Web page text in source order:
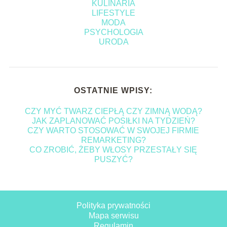
KULINARIA
LIFESTYLE
MODA
PSYCHOLOGIA
URODA
OSTATNIE WPISY:
CZY MYĆ TWARZ CIEPŁĄ CZY ZIMNĄ WODĄ?
JAK ZAPLANOWAĆ POSIŁKI NA TYDZIEŃ?
CZY WARTO STOSOWAĆ W SWOJEJ FIRMIE
REMARKETING?
CO ZROBIĆ, ŻEBY WŁOSY PRZESTAŁY SIĘ
PUSZYĆ?
Polityka prywatności
Mapa serwisu